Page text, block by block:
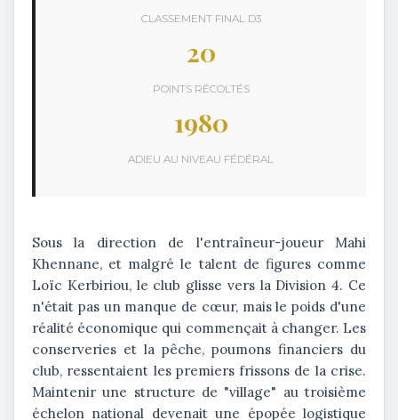
CLASSEMENT FINAL D3
20
POINTS RÉCOLTÉS
1980
ADIEU AU NIVEAU FÉDÉRAL
Sous la direction de l'entraîneur-joueur Mahi
Khennane, et malgré le talent de figures comme
Loïc Kerbiriou, le club glisse vers la Division 4. Ce
n'était pas un manque de cœur, mais le poids d'une
réalité économique qui commençait à changer. Les
conserveries et la pêche, poumons financiers du
club, ressentaient les premiers frissons de la crise.
Maintenir une structure de "village" au troisième
échelon national devenait une épopée logistique